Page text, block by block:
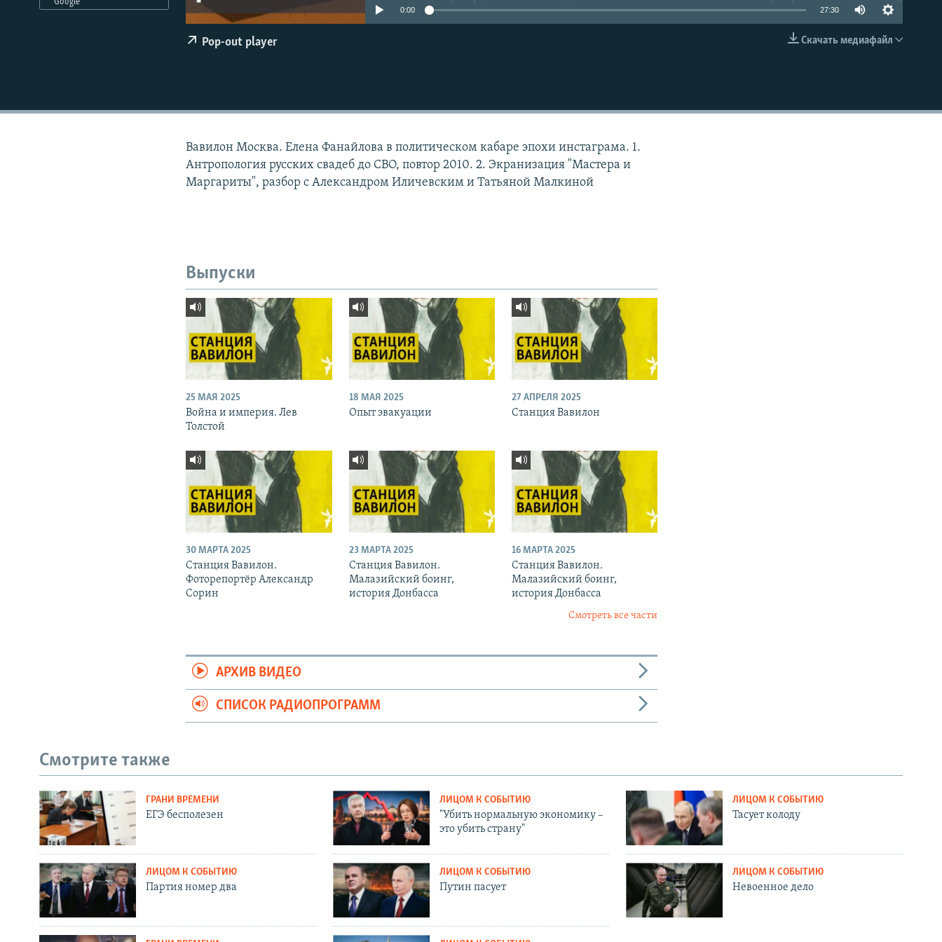
EMBED
0:00 27:30
Скачать медиафайл
Pop-out player
Вавилон Москва. Елена Фанайлова в политическом кабаре эпохи инстаграма. 1.
Антропология русских свадеб до СВО, повтор 2010. 2. Экранизация "Мастера и
Маргариты", разбор с Александром Иличевским и Татьяной Малкиной
Выпуски
25 МАЯ 2025
Война и империя. Лев
Толстой
18 МАЯ 2025
Опыт эвакуации
27 АПРЕЛЯ 2025
Станция Вавилон
30 МАРТА 2025
Станция Вавилон.
Фоторепортёр Александр
Сорин
23 МАРТА 2025
Станция Вавилон.
Малазийский боинг,
история Донбасса
16 МАРТА 2025
Станция Вавилон.
Малазийский боинг,
история Донбасса
Смотреть все части
АРХИВ ВИДЕО
СПИСОК РАДИОПРОГРАММ
Смотрите также
ГРАНИ ВРЕМЕНИ
ЕГЭ бесполезен
ЛИЦОМ К СОБЫТИЮ
"Убить нормальную экономику –
это убить страну"
ЛИЦОМ К СОБЫТИЮ
Тасует колоду
ЛИЦОМ К СОБЫТИЮ
Партия номер два
ЛИЦОМ К СОБЫТИЮ
Путин пасует
ЛИЦОМ К СОБЫТИЮ
Невоенное дело